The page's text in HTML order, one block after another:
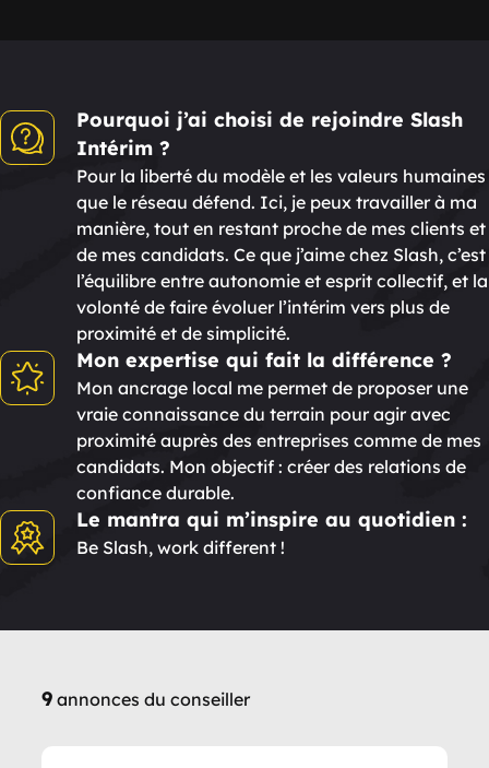
Pourquoi j’ai choisi de rejoindre Slash
Intérim ?
Pour la liberté du modèle et les valeurs humaines
que le réseau défend. Ici, je peux travailler à ma
manière, tout en restant proche de mes clients et
de mes candidats. Ce que j’aime chez Slash, c’est
l’équilibre entre autonomie et esprit collectif, et la
volonté de faire évoluer l’intérim vers plus de
proximité et de simplicité.
Mon expertise qui fait la différence ?
Mon ancrage local me permet de proposer une
vraie connaissance du terrain pour agir avec
proximité auprès des entreprises comme de mes
candidats. Mon objectif : créer des relations de
confiance durable.
Le mantra qui m’inspire au quotidien :
Be Slash, work different !
9 annonces du conseiller